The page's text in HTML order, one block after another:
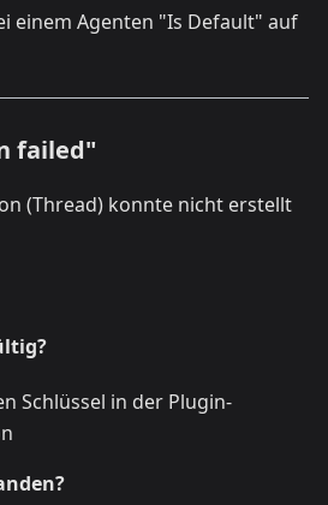
einem Agenten "Is Default" auf
failed"
(Thread) konnte nicht erstellt
Schlüssel in der Plugin-